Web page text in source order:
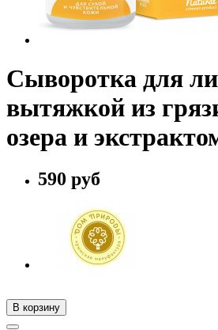
Сыворотка для
вытяжкой из
озера и
590 руб
В корзину